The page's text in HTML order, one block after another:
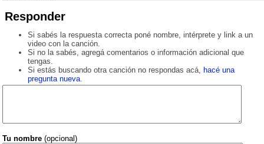
Responder
Si sabés la respuesta correcta poné nombre, intérprete y link a un
video con la canción.
Si no la sabés, agregá comentarios o información adicional que
tengas.
Si estás buscando otra canción no respondas acá, hacé una
pregunta nueva.
Tu nombre (opcional)